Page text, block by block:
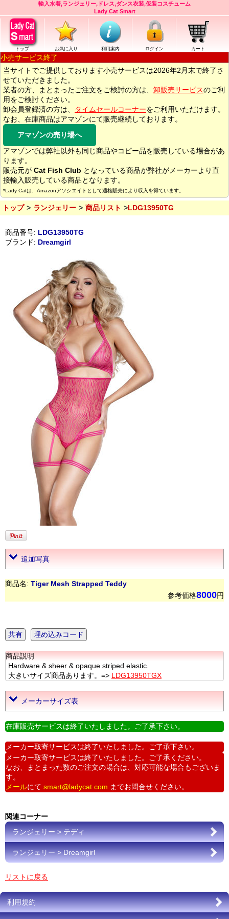
輸入水着,ランジェリー,ドレス,ダンス衣装,仮装コスチューム
Lady Cat Smart
トップ お気に入り 利用案内 ログイン カート
小売サービス終了
当サイトでご提供しております小売サービスは2026年2月末で終了さ
せていただきました。
業者の方、まとまったご注文をご検討の方は、 卸販売サービスのご利
用をご検討ください。
卸会員登録済の方は、
タイムセールコーナーをご利用いただけます。
なお、在庫商品はアマゾンにて販売継続しております。
アマゾンの売り場へ
アマゾンでは弊社以外も同じ商品やコピー品を販売している場合があ
ります。
販売元が Cat Fish Club となっている商品が弊社がメーカーより直
接輸入販売している商品となります。
*Lady Catは、Amazonアソシエイトとして適格販売により収入を得ています。
トップ ランジェリー 商品リスト LDG13950TG
商品番号: LDG13950TG
ブランド: Dreamgirl
追加写真
商品名: Tiger Mesh Strapped Teddy
参考価格8000円
共有 埋め込みコード
商品説明
Hardware & sheer & opaque striped elastic.
大きいサイズ商品あります。=> LDG13950TGX
メーカーサイズ表
在庫販売サービスは終了いたしました。ご了承下さい。
メーカー取寄サービスは終了いたしました。ご了承下さい。
メーカー取寄サービスは終了いたしました。ご了承ください。
なお、まとまった数のご注文の場合は、対応可能な場合もございま
す。
メールにて smart@ladycat.com までお問合せください。
関連コーナー
ランジェリー > テディ
ランジェリー > Dreamgirl
リストに戻る
利用規約